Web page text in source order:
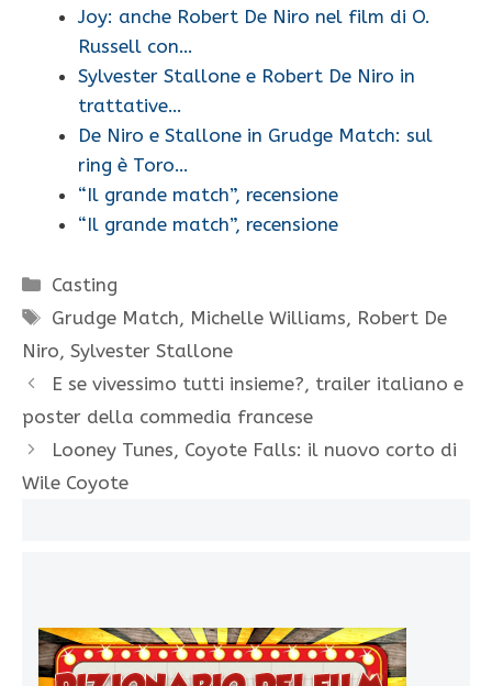
Joy: anche Robert De Niro nel film di O.
Russell con…
Sylvester Stallone e Robert De Niro in
trattative…
De Niro e Stallone in Grudge Match: sul
ring è Toro…
“Il grande match”, recensione
“Il grande match”, recensione
Categorie
Casting
Tag
Grudge Match, Michelle Williams, Robert De
Niro, Sylvester Stallone
E se vivessimo tutti insieme?, trailer italiano e
poster della commedia francese
Looney Tunes, Coyote Falls: il nuovo corto di
Wile Coyote